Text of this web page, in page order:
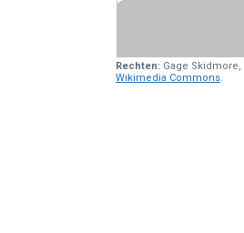
Rechten: Gage Skidmore,
Wikimedia Commons.